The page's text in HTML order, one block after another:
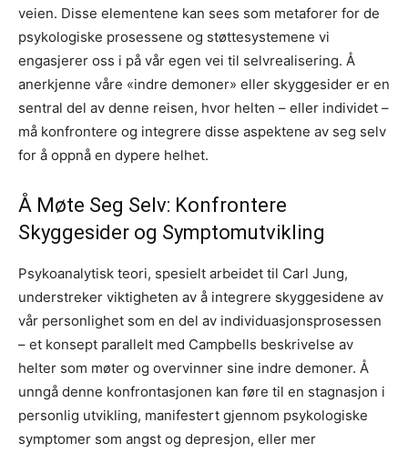
veien. Disse elementene kan sees som metaforer for de
psykologiske prosessene og støttesystemene vi
engasjerer oss i på vår egen vei til selvrealisering. Å
anerkjenne våre «indre demoner» eller skyggesider er en
sentral del av denne reisen, hvor helten – eller individet –
må konfrontere og integrere disse aspektene av seg selv
for å oppnå en dypere helhet.
Å Møte Seg Selv: Konfrontere
Skyggesider og Symptomutvikling
Psykoanalytisk teori, spesielt arbeidet til Carl Jung,
understreker viktigheten av å integrere skyggesidene av
vår personlighet som en del av individuasjonsprosessen
– et konsept parallelt med Campbells beskrivelse av
helter som møter og overvinner sine indre demoner. Å
unngå denne konfrontasjonen kan føre til en stagnasjon i
personlig utvikling, manifestert gjennom psykologiske
symptomer som angst og depresjon, eller mer